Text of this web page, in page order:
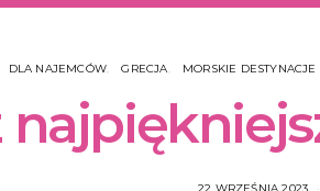
DLA NAJEMCÓW GRECJA MORSKIE